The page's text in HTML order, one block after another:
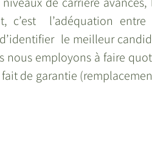
l’adéquation
le meilleur
nous employons à faire
de garantie